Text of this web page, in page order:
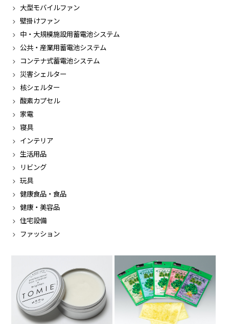
大型モバイルファン
壁掛けファン
中・大規模施設用蓄電池システム
公共・産業用蓄電池システム
コンテナ式蓄電池システム
災害シェルター
核シェルター
酸素カプセル
家電
寝具
インテリア
生活用品
リビング
玩具
健康食品・食品
健康・美容品
住宅設備
ファッション